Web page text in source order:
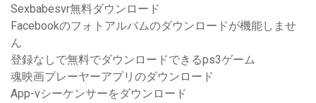
Sexbabesvr無料ダウンロード
Facebookのフォトアルバムのダウンロードが機能しませ
ん
登録なしで無料でダウンロードできるps3ゲーム
魂映画プレーヤーアプリのダウンロード
App-vシーケンサーをダウンロード